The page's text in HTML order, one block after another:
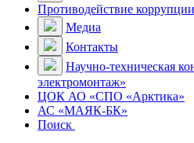
Противодействие коррупции
Медиа
Контакты
Научно-техническая
электромонтаж»
ЦОК АО «СПО «Арктика»
АС «МАЯК-БК»
Поиск